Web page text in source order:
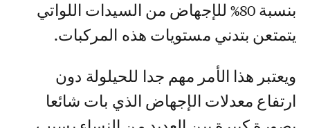
بنسبة 80% للإجهاض من السيدات اللواتي
يتمتعن بتدني مستويات هذه المركبات.
ويعتبر هذا الأمر مهم جدا للحيلولة دون
ارتفاع معدلات الإجهاض الذي بات شائعا